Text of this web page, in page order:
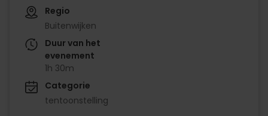
Regio
Buitenwijken
Duur van het
evenement
1h 30m
Categorie
tentoonstelling